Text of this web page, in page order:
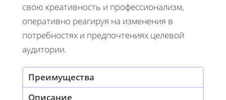
свою креативность и профессионализм,
оперативно реагируя на изменения в
потребностях и предпочтениях целевой
аудитории.
Преимущества
Описание